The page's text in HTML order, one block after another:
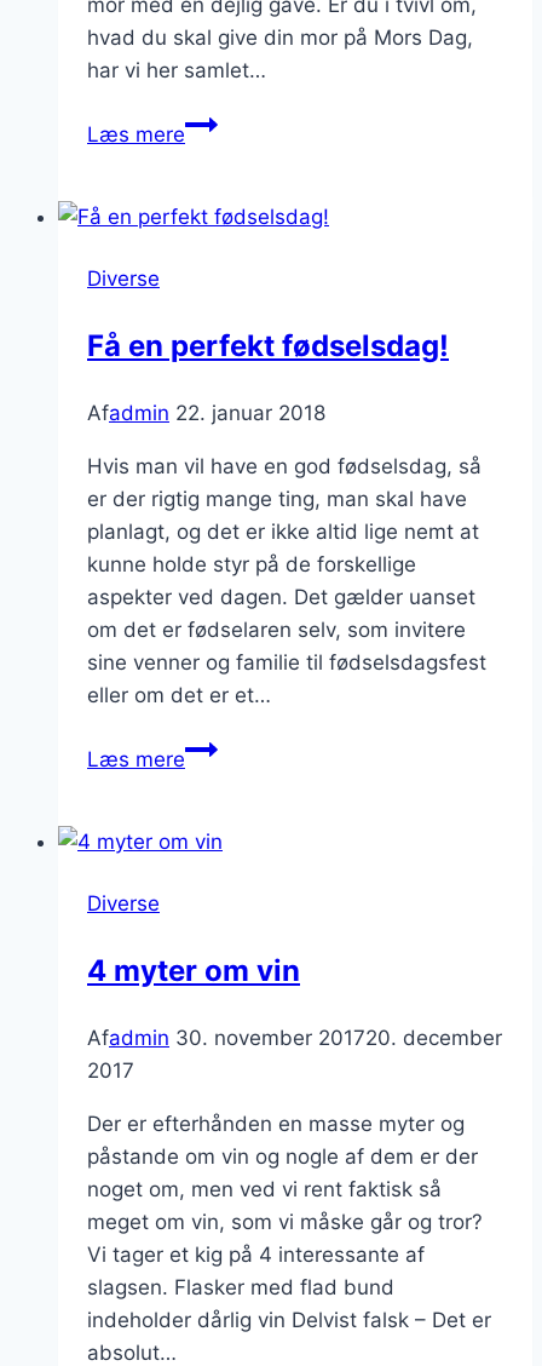
hvad du skal give din mor på Mors Dag,
har vi her samlet…
Læs mereFind
rigtige
mor
Mors
Diverse
Få en perfekt fødselsdag!
Afadmin 22. januar 2018
Hvis man vil have en god fødselsdag, så
er der rigtig mange ting, man skal have
planlagt, og det er ikke altid lige nemt at
kunne holde styr på de forskellige
aspekter ved dagen. Det gælder uanset
om det er fødselaren selv, som invitere
sine venner og familie til fødselsdagsfest
eller om det er et…
Læs mereFå
fødselsdag!
Diverse
4 myter om vin
Afadmin 30. november 201720. december
2017
Der er efterhånden en masse myter og
påstande om vin og nogle af dem er der
noget om, men ved vi rent faktisk så
meget om vin, som vi måske går og tror?
Vi tager et kig på 4 interessante af
slagsen. Flasker med flad bund
indeholder dårlig vin Delvist falsk – Det er
absolut…